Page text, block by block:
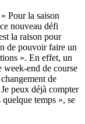
Pour la saison
nouveau défi
la raison pour
de pouvoir faire un
». En effet, un
week-end de course
de
peux déjà compter
temps », se